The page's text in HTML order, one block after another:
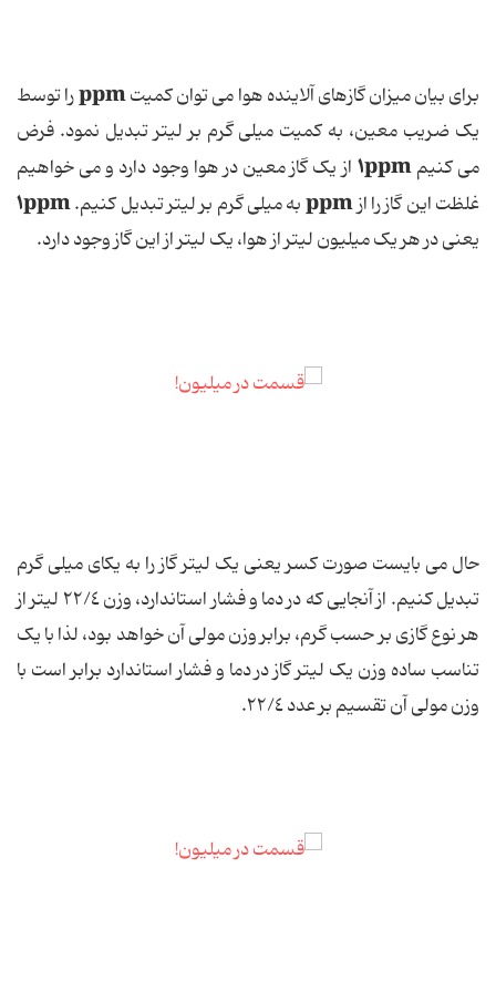
برای بیان میزان گازهای آلاینده هوا می توان کمیتppmرا توسط
یک ضریب معین، به کمیت میلی گرم بر لیتر تبدیل نمود. فرض
می کنیم۱ppm از یک گاز معین در هوا وجود دارد و می خواهیم
غلظت این گاز را ازppmبه میلی گرم بر لیتر تبدیل کنیم.۱ppm
یعنی در هر یک میلیون لیتر از هوا، یک لیتر از این گاز وجود دارد.
حال می بایست صورت کسر یعنی یک لیتر گاز را به یکای میلی گرم
تبدیل کنیم. از آنجایی که در دما و فشار استاندارد، وزن ٢٢/٤ لیتر از
هر نوع گازی بر حسب گرم، برابر وزن مولی آن خواهد بود، لذا با یک
تناسب ساده وزن یک لیتر گاز در دما و فشار استاندارد برابر است با
وزن مولی آن تقسیم بر عدد ٢٢/٤.